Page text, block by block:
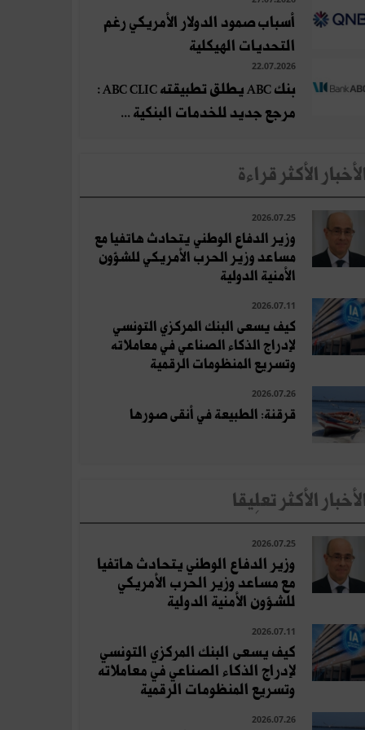
أسباب صمود الدولار الأمريكي رغم
التحديات الهيكلية
22.07.2026
بنك ABC يطلق تطبيقته ABC CLIC :
مرجع جديد للخدمات البنكية ...
الأكثر قراءة
2026.07.25
وزير الدفاع الوطني يتحادث هاتفيا مع
مساعد وزير الحرب الأمريكي للشؤون
الأمنية الدولية
2026.07.11
كيف يسعى البنك المركزي التونسي
لإدراج الذكاء الصناعي في معاملاته
وتسريع المنظومات الرقمية
2026.07.26
قرقنة: الطبيعة في أنقى صورها
الأكثر تعلِيقا
2026.07.25
وزير الدفاع الوطني يتحادث هاتفيا
مع مساعد وزير الحرب الأمريكي
للشؤون الأمنية الدولية
2026.07.11
كيف يسعى البنك المركزي التونسي
لإدراج الذكاء الصناعي في معاملاته
وتسريع المنظومات الرقمية
2026.07.26